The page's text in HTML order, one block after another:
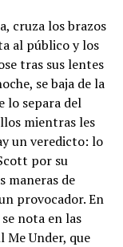
cruza los brazos
al público y los
tras sus lentes
se baja de la
lo separa del
mientras les
un veredicto: lo
por su
maneras de
provocador. En
nota en las
Me Under, que